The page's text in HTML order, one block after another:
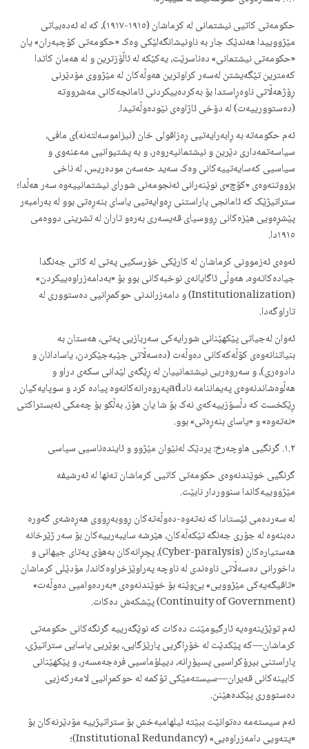
حکومەتی کاتیی نیشتمانی لە کرماشان (١٩١٥-١٩١٧)، کە لە ئەدەبیاتی
مێژووییدا هەندێک جار بە ناونیشانگەلێکی وەک «حکومەتی کۆچبەران» یان
«حکومەتی نیشتمانی» دەناسرێت، یەکێکە لە ئاڵۆزترین و لە هەمان کاتدا
کەمترین تێگەیشتن لەسەر کراوترین هەوڵەکان لە مێژووی مۆدێرنی
ڕۆژهەڵاتی ناوەڕاستدا بۆ بەکردەییکردنی ئامانجەکانی مەشرووتە
(دەستوورییەت) لە دۆخی ئاژاوەی نێودەوڵەتیدا.
ئەم حکومەتە بە ڕابەرایەتیی ڕەزاقولی خان (نیزاموسەلتەنە)ی مافی،
سیاسەتمەداری دێرین و نیشتمانپەروەر، و بە پشتیوانیی مەعنەوی و
سیاسیی کەسایەتییەکانی وەک سەید حەسەن مودەریس، لە ناخی
بزووتنەوەی «کۆچ»ی نوێنەرانی ئەنجومەنی شورای نیشتمانییەوە سەر هەڵدا؛
ستراتیژێک کە ئامانجی پاراستنی ڕەوایەتیی یاسای بنەڕەتی بوو لە بەرامبەر
پێشڕەویی هێزەکانی ڕووسیای قەیسەری بەرەو تاران لە تشرینی دووەمی
١٩١٥دا.
ئەوەی ئەزموونی کرماشان لە کارێکی خۆرسکیی پەتی لە کاتی جەنگدا
جیادەکاتەوە، هەوڵی ئاگایانەی نوخبەکانی بوو بۆ «بەدامەزراوەییکردن»
(Institutionalization) و دامەزراندنی حوکمڕانیی دەستووری لە
تاراوگەدا.
ئەوان لەجیاتی پێکهێنانی شورایەکی سەربازیی پەتی، هەستان بە
بنیاتنانەوەی کۆڵەکەکانی دەوڵەت (دەسەڵاتی جێبەجێکردن، یاسادانان و
دادوەری)، و سەروەریی نیشتمانییان لە ڕێگەی لێدانی سکەی دراو و
هەڵوەشاندنەوەی پەیماننامە نادadپەروەرانەکانەوە پیادە کرد و سوپایەکیان
ڕێکخست کە دڵسۆزییەکەی نەک بۆ شا یان هۆز، بەڵکو بۆ چەمکی ئەبستراکتی
«نەتەوە» و «یاسای بنەڕەتی» بوو.
١.٢. گرنگیی هاوچەرخ: پردێک لەنێوان مێژوو و ئایندەناسیی سیاسی
گرنگیی خوێندنەوەی حکومەتی کاتیی کرماشان تەنها لە ئەرشیفە
مێژووییەکاندا سنووردار نابێت.
لە سەردەمی ئێستادا کە نەتەوە-دەوڵەتەکان ڕووبەڕووی هەڕەشەی گەورە
دەبنەوە لە جۆری جەنگە تێکەڵەکان، هێرشە سایبەرییەکان بۆ سەر ژێرخانە
هەستیارەکان (Cyber-paralysis)، پچڕانەکان بەهۆی پەتای جیهانی و
داخورانی دەسەڵاتی ناوەندی لە ناوچە پەراوێزخراوەکاندا، مۆدێلی کرماشان
«تاقیگەیەکی مێژوویی» بێ‌وێنە بۆ خوێندنەوەی «بەردەوامیی دەوڵەت»
(Continuity of Government) پێشکەش دەکات.
ئەم توێژینەوەیە ئارگیومێنت دەکات کە نوێگەرییە گرنگەکانی حکومەتی
کرماشان—کە پێکدێت لە خۆڕاگریی پارێزگایی، بوێریی یاسایی ستراتیژی،
پاراستنی بیرۆکراسیی پسپۆڕانە، دیپلۆماسیی فرەجەمسەر، و پێکهێنانی
کابینەکانی قەیران—سیستەمێکی تۆکمە لە حوکمڕانیی لامەرکەزیی
دەستووری پێکدەهێنن.
ئەم سیستەمە دەتوانێت ببێتە ئیلهامبەخش بۆ ستراتیژییە مۆدێرنەکان بۆ
«پتەویی دامەزراوەیی» (Institutional Redundancy)؛